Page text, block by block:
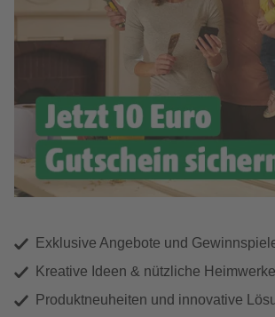
Exklusive Angebote und
Kreative Ideen & nützliche
Produktneuheiten und innovative